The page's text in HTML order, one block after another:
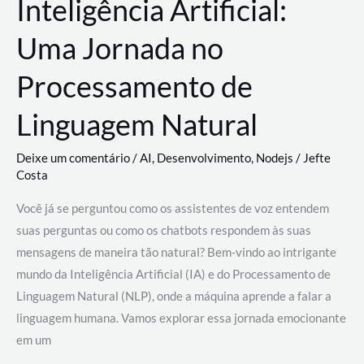
Inteligência Artificial:
Uma Jornada no
Processamento de
Linguagem Natural
Deixe um comentário/AI, Desenvolvimento, Nodejs / Jefte
Costa
Você já se perguntou como os assistentes de voz entendem
suas perguntas ou como os chatbots respondem às suas
mensagens de maneira tão natural? Bem-vindo ao intrigante
mundo da Inteligência Artificial (IA) e do Processamento de
Linguagem Natural (NLP), onde a máquina aprende a falar a
linguagem humana. Vamos explorar essa jornada emocionante
em um